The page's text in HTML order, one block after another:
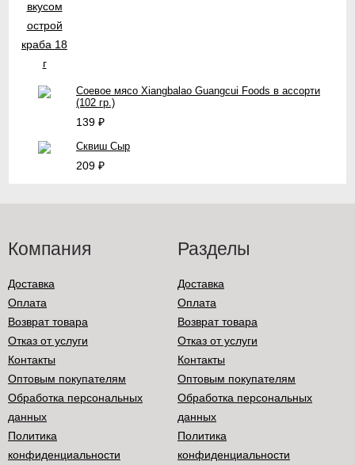
Соевое мясо Xiangbalao Guangcui Foods в ассорти
(102 гр.)
139 ₽
Сквиш Сыр
209 ₽
Компания
Доставка
Оплата
Возврат товара
Отказ от услуги
Контакты
Оптовым покупателям
Обработка персональных
данных
Политика
конфиденциальности
Разделы
Доставка
Оплата
Возврат товара
Отказ от услуги
Контакты
Оптовым покупателям
Обработка персональных
данных
Политика
конфиденциальности